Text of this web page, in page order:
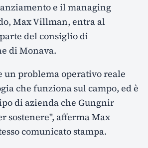
e il managing
Max Villman, entra al
del consiglio di
di Monava.
un problema operativo reale
che funziona sul campo, ed è
di azienda che Gungnir
sostenere", afferma Max
comunicato stampa.